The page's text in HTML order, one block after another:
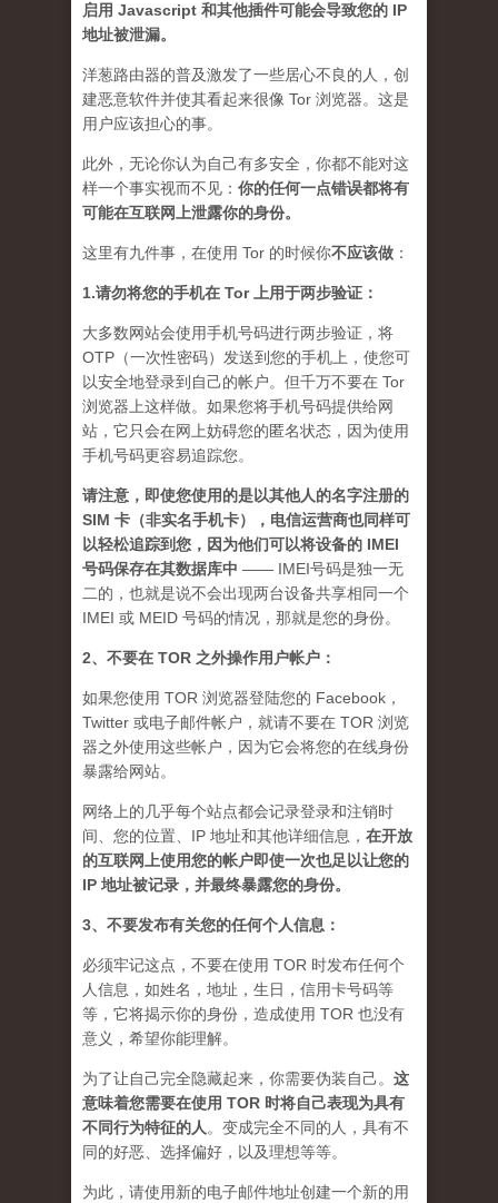
启用 Javascript 和其他插件可能会导致您的 IP
地址被泄漏。
洋葱路由器的普及激发了一些居心不良的人，创
建恶意软件并使其看起来很像 Tor 浏览器。这是
用户应该担心的事。
此外，无论你认为自己有多安全，你都不能对这
样一个事实视而不见： 你的任何一点错误都将有
可能在互联网上泄露你的身份。
这里有九件事，在使用 Tor 的时候你不应该做 ：
1.请勿将您的手机在 Tor 上用于两步验证：
大多数网站会使用手机号码进行两步验证，将
OTP（一次性密码）发送到您的手机上，使您可
以安全地登录到自己的帐户。但千万不要在 Tor
浏览器上这样做。如果您将手机号码提供给网
站，它只会在网上妨碍您的匿名状态，因为使用
手机号码更容易追踪您。
请注意，即使您使用的是以其他人的名字注册的
SIM 卡（非实名手机卡），电信运营商也同样可
以轻松追踪到您，因为他们可以将设备的 IMEI
号码保存在其数据库中 —— IMEI号码是独一无
二的，也就是说不会出现两台设备共享相同一个
IMEI 或 MEID 号码的情况，那就是您的身份。
2、不要在 TOR 之外操作用户帐户：
如果您使用 TOR 浏览器登陆您的 Facebook，
Twitter 或电子邮件帐户，就请不要在 TOR 浏览
器之外使用这些帐户，因为它会将您的在线身份
暴露给网站。
网络上的几乎每个站点都会记录登录和注销时
间、您的位置、IP 地址和其他详细信息， 在开放
的互联网上使用您的帐户即使一次也足以让您的
IP 地址被记录，并最终暴露您的身份。
3、不要发布有关您的任何个人信息：
必须牢记这点，不要在使用 TOR 时发布任何个
人信息，如姓名，地址，生日，信用卡号码等
等，它将揭示你的身份，造成使用 TOR 也没有
意义，希望你能理解。
为了让自己完全隐藏起来，你需要伪装自己。 这
意味着您需要在使用 TOR 时将自己表现为具有
不同行为特征的人 。 变成完全不同的人，具有不
同的好恶、选择偏好，以及理想等等。
为此，请使用新的电子邮件地址创建一个新的用